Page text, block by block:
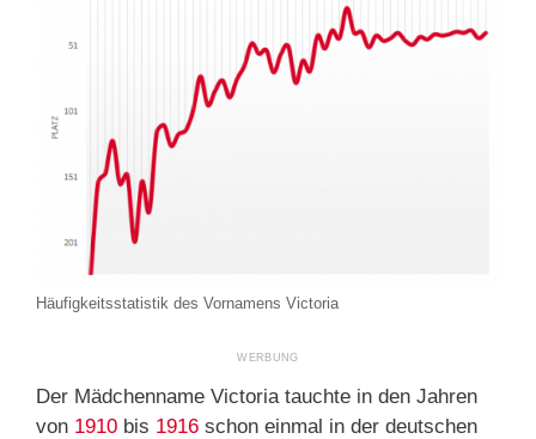
Häufigkeitsstatistik des Vornamens Victoria
Der Mädchenname Victoria tauchte in den Jahren
von 1910 bis 1916 schon einmal in der deutschen